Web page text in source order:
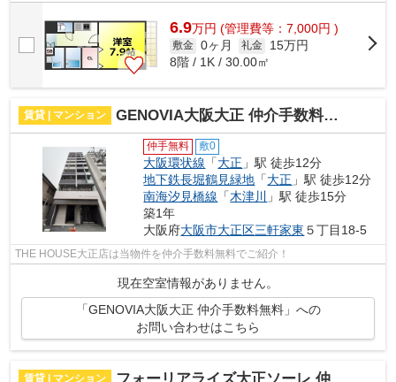
6.9万円 (管理費等：7,000円 )
敷金 0ヶ月 礼金
15万円
8階 / 1K / 30.00㎡
賃貸 | マンション GENOVIA大阪大正 仲介手数料無料
仲手無料 敷0
大阪環状線 「大正 」駅 徒歩12分
地下鉄長堀鶴見緑地 「大正 」駅 徒歩12分
南海汐見橋線 「木津川
」駅 徒歩15分
築1年
大阪府大阪市大正区三軒家東 ５丁目18-5
THE HOUSE大正店は当物件を仲介手数料無料でご紹介！
現在空室情報がありません。
「GENOVIA大阪大正 仲介手数料無料」への
お問い合わせはこちら
賃貸 | マンション